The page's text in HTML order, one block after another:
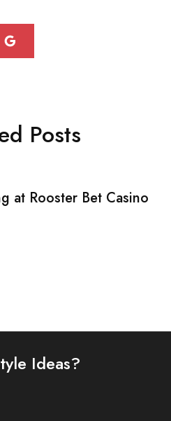
Posts
at Rooster Bet Casino
Ideas?